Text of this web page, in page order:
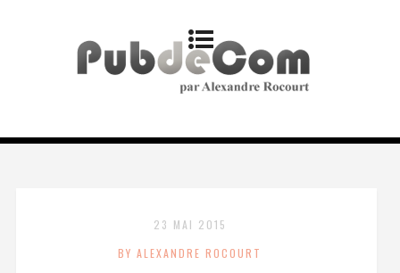
23 MAI 2015
BY ALEXANDRE ROCOURT